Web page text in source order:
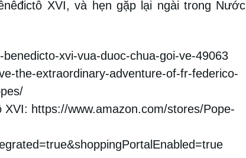
XVI, và hẹn gặp lại ngài trong Nước
xvi-vua-duoc-chua-goi-ve-49063
the-extraordinary-adventure-of-fr-federico-
XVI: https://www.amazon.com/stores/Pope-